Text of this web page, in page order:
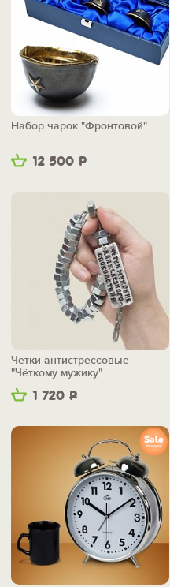
12 500 Р
Набор чарок "Фронтовой"
1 720 Р
Четки антистрессовые
"Чёткому мужику"